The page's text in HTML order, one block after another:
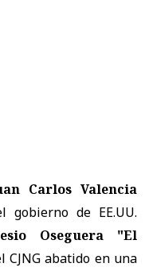
Carlos Valencia
gobierno de EE.UU.
Oseguera "El
abatido en una